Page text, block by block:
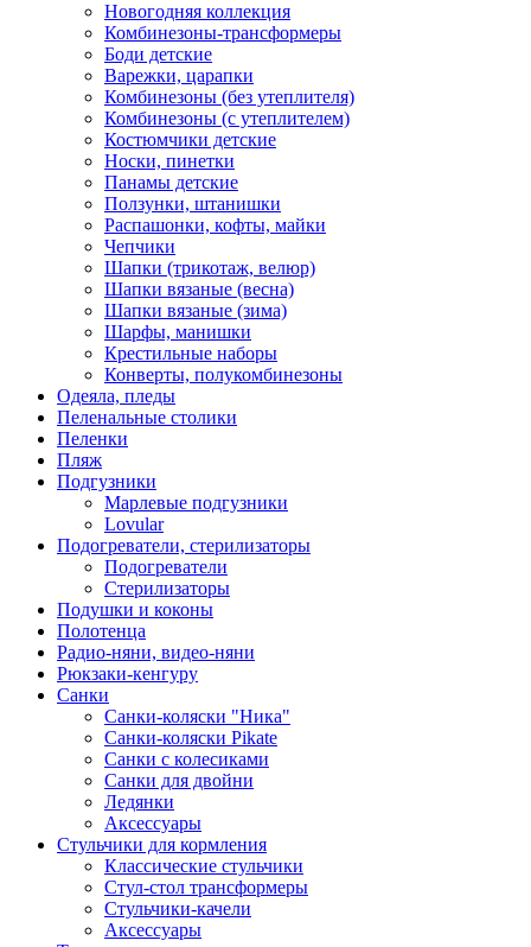
Новогодняя коллекция
Комбинезоны-трансформеры
Боди детские
Варежки, царапки
Комбинезоны (без утеплителя)
Комбинезоны (с утеплителем)
Костюмчики детские
Носки, пинетки
Панамы детские
Ползунки, штанишки
Распашонки, кофты, майки
Чепчики
Шапки (трикотаж, велюр)
Шапки вязаные (весна)
Шапки вязаные (зима)
Шарфы, манишки
Крестильные наборы
Конверты, полукомбинезоны
Одеяла, пледы
Пеленальные столики
Пеленки
Пляж
Подгузники
Марлевые подгузники
Lovular
Подогреватели, стерилизаторы
Подогреватели
Стерилизаторы
Подушки и коконы
Полотенца
Радио-няни, видео-няни
Рюкзаки-кенгуру
Санки
Санки-коляски "Ника"
Санки-коляски Pikate
Санки с колесиками
Санки для двойни
Ледянки
Аксессуары
Стульчики для кормления
Классические стульчики
Стул-стол трансформеры
Стульчики-качели
Аксессуары